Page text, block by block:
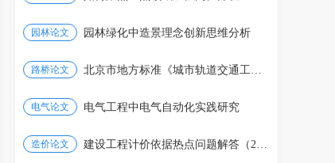
园林论文 园林绿化中造景理念创新思维分析
路桥论文 北京市地方标准《城市轨道交通工程设计标准》修订
电气论文 电气工程中电气自动化实践研究
造价论文 建设工程计价依据热点问题解答（2026年4月）